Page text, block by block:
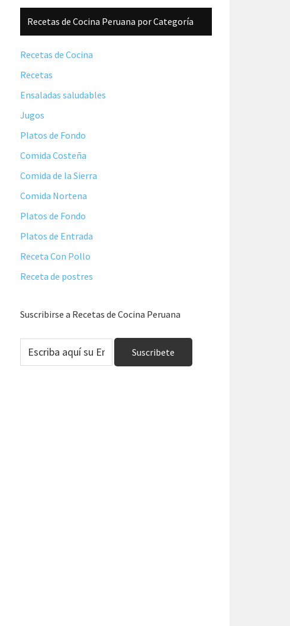
Barra
lateral
principal
Recetas de Cocina Peruana por Categoría
Recetas de Cocina
Recetas
Ensaladas saludables
Jugos
Platos de Fondo
Comida Costeña
Comida de la Sierra
Comida Nortena
Platos de Fondo
Platos de Entrada
Receta Con Pollo
Receta de postres
Suscribirse a Recetas de Cocina Peruana